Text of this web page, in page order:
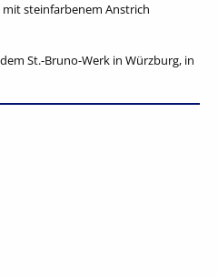
steinfarbenem Anstrich
St.-Bruno-Werk in Würzburg, in